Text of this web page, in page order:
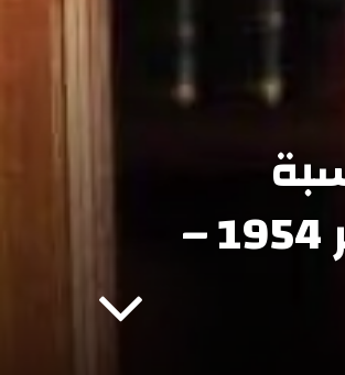
الذكرى (71) لاندلاع الثورة التحريرية المجيدة ﴿01 نوفمبر 1954 –